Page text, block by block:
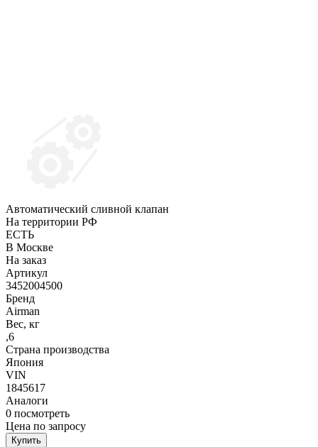
Автоматический сливной клапан
На территории РФ
ЕСТЬ
В Москве
На заказ
Артикул
3452004500
Бренд
Airman
Вес, кг
,6
Страна производства
Япония
VIN
1845617
Аналоги
0 посмотреть
Цена по запросу
Купить